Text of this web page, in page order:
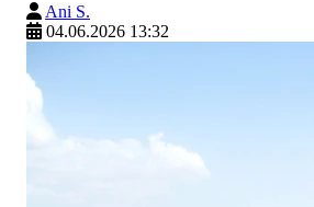
Ani S.
04.06.2026 13:32